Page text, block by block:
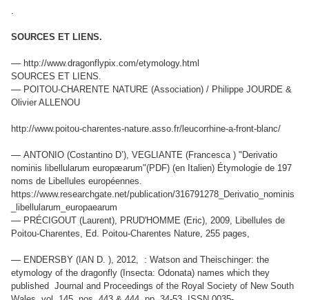
SOURCES ET LIENS.
— http://www.dragonflypix.com/etymology.html
SOURCES ET LIENS.
— POITOU-CHARENTE NATURE (Association) / Philippe JOURDE &
Olivier ALLENOU
http://www.poitou-charentes-nature.asso.fr/leucorrhine-a-front-blanc/
— ANTONIO (Costantino D’), VEGLIANTE (Francesca ) "Derivatio
nominis libellularum europæarum"(PDF) (en Italien) Étymologie de 197
noms de Libellules européennes.
https://www.researchgate.net/publication/316791278_Derivatio_nominis
_libellularum_europaearum
— PRÉCIGOUT (Laurent), PRUD'HOMME (Eric), 2009, Libellules de
Poitou-Charentes, Ed. Poitou-Charentes Nature, 255 pages,
— ENDERSBY (IAN D. ), 2012, : Watson and Theischinger: the
etymology of the dragonfly (Insecta: Odonata) names which they
published Journal and Proceedings of the Royal Society of New South